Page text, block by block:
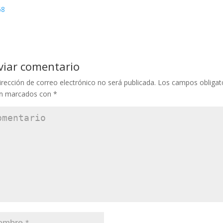
comentario
de correo electrónico no será publicada. Los campos
marcados con *